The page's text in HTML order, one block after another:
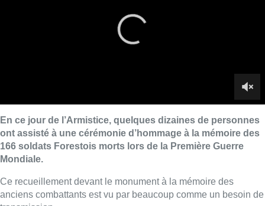
Ce recueillement devant le monument à la mémoire des
anciens combattants est vu par beaucoup comme un besoin de
prêchent la culture de la mémoire, afin de transmettre aux plus
jeunes générations, qui n’ont connu que la paix, les ravages
■ Un reportage de Jean-Michel HerbintetMarjorie Fellinger.
Lire aussi :